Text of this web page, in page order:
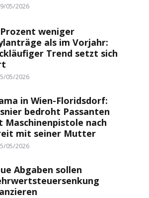
05/2026
weniger
als im Vorjahr:
Trend setzt sich
05/2026
in Wien-Floridsdorf:
bedroht Passanten
Maschinenpistole nach
mit seiner Mutter
05/2026
Abgaben sollen